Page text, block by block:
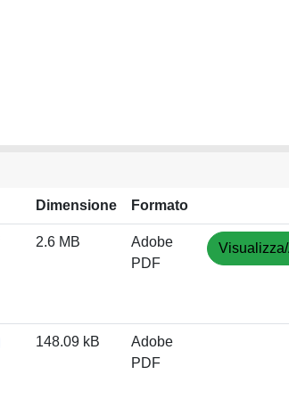
Dimensione Formato
2.6 MB
Adobe
PDF
148.09 kB
Adobe
PDF